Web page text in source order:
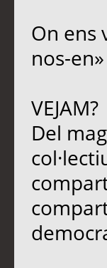
On ens
nos-
VEJAM?
Del